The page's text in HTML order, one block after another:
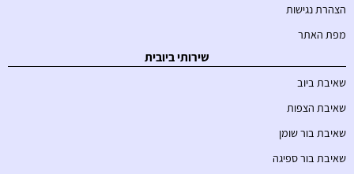
הצהרת נגישות
מפת האתר
שירותי ביובית
שאיבת ביוב
שאיבת הצפות
שאיבת בור שומן
שאיבת בור ספיגה